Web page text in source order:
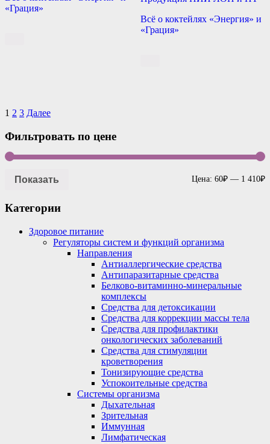
«Грация»
Всё о коктейлях «Энергия» и
«Грация»
Навигация
по
записям
1 2 3 Далее
Фильтровать по цене
Показать Цена: 60₽ — 1 410₽
Категории
Здоровое питание
Регуляторы систем и функций организма
Направления
Антиаллергические средства
Антипаразитарные средства
Белково-витаминно-минеральные
комплексы
Средства для детоксикации
Средства для коррекции массы тела
Средства для профилактики
онкологических заболеваний
Средства для стимуляции
кроветворения
Тонизирующие средства
Успокоительные средства
Системы организма
Дыхательная
Зрительная
Иммунная
Лимфатическая